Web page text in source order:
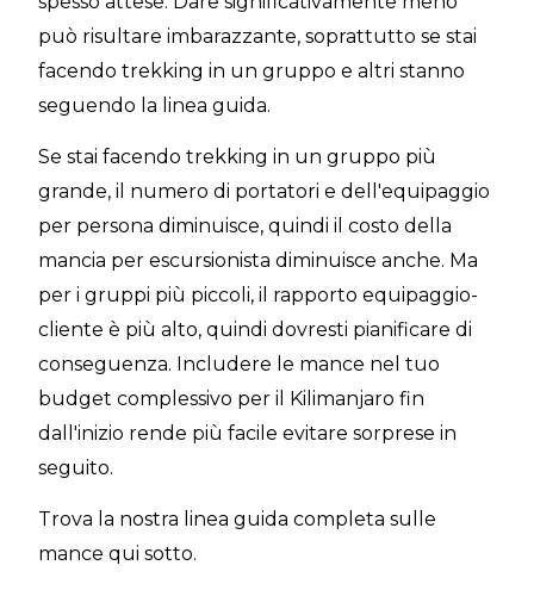
può risultare imbarazzante, soprattutto se stai
facendo trekking in un gruppo e altri stanno
seguendo la linea guida.
Se stai facendo trekking in un gruppo più
grande, il numero di portatori e dell'equipaggio
per persona diminuisce, quindi il costo della
mancia per escursionista diminuisce anche. Ma
per i gruppi più piccoli, il rapporto equipaggio-
cliente è più alto, quindi dovresti pianificare di
conseguenza. Includere le mance nel tuo
budget complessivo per il Kilimanjaro fin
dall'inizio rende più facile evitare sorprese in
seguito.
Trova la nostra linea guida completa sulle
mance qui sotto.